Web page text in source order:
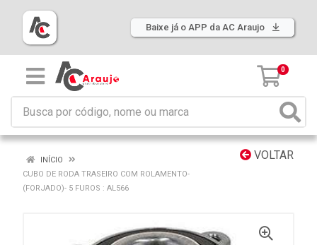
Baixe já o APP da AC Araujo
0
VOLTAR
INÍCIO
CUBO DE RODA TRASEIRO COM ROLAMENTO-
(FORJADO)- 5 FUROS : AL566